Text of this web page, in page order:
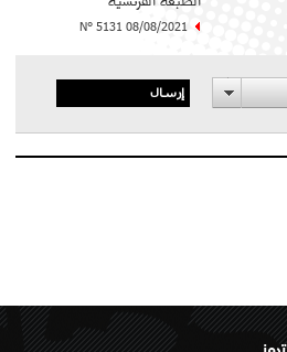
N° 5131 08/08/2021
إرسال